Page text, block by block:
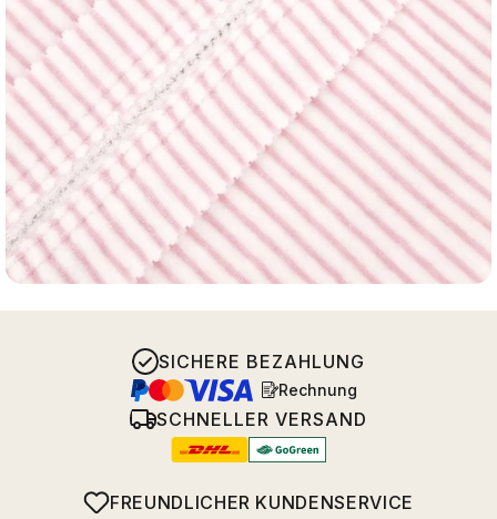
SICHERE BEZAHLUNG
Rechnung
SCHNELLER VERSAND
FREUNDLICHER KUNDENSERVICE